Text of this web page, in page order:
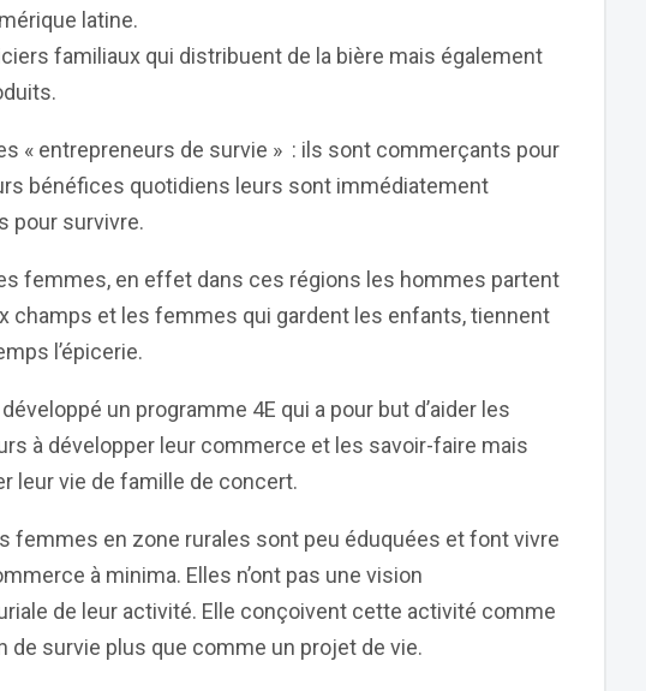
latine.
familiaux qui distribuent de la bière mais également
« entrepreneurs de survie » : ils sont commerçants pour
bénéfices quotidiens leurs sont immédiatement
pour survivre.
femmes, en effet dans ces régions les hommes partent
champs et les femmes qui gardent les enfants, tiennent
l’épicerie.
un programme 4E qui a pour but d’aider les
à développer leur commerce et les savoir-faire mais
leur vie de famille de concert.
femmes en zone rurales sont peu éduquées et font vivre
à minima. Elles n’ont pas une vision
de leur activité. Elle conçoivent cette activité comme
de survie plus que comme un projet de vie.